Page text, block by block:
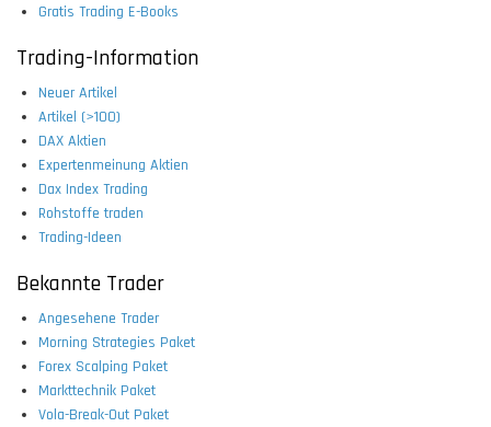
Gratis Trading E-Books
Trading-Information
Neuer Artikel
Artikel (>100)
DAX Aktien
Expertenmeinung Aktien
Dax Index Trading
Rohstoffe traden
Trading-Ideen
Bekannte Trader
Angesehene Trader
Morning Strategies Paket
Forex Scalping Paket
Markttechnik Paket
Vola-Break-Out Paket